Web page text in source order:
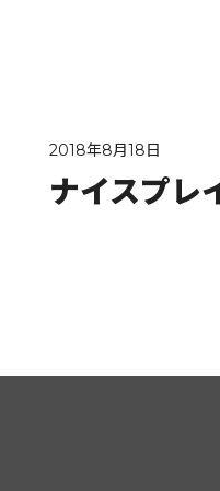
2018年8月18日
ナイスプレ